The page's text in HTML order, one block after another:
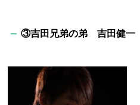
③吉田兄弟の弟 吉田健一